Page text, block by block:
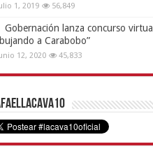
1, 2019 56,849
Gobernación lanza concurso virtual
a Carabobo”
12, 2020 45,833